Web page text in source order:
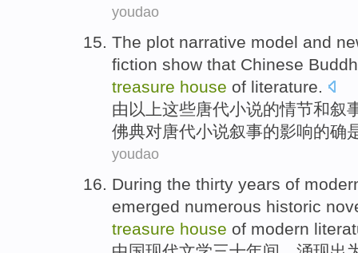
youdao
The plot narrative model and
fiction show that Chinese
treasure house of literature.
由以上这些唐代小说的情节和叙
佛典对唐代小说叙事的影响的确
youdao
During the thirty years of
emerged numerous historic
treasure house of modern